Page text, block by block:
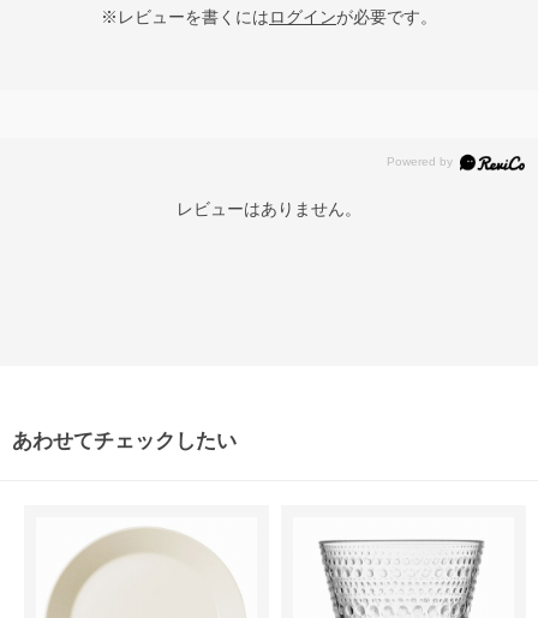
※レビューを書くにはログインが必要です。
レビューはありません。
あわせてチェックしたい